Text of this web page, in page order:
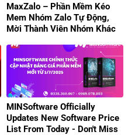
MaxZalo – Phần Mềm Kéo
Mem Nhóm Zalo Tự Động,
Mời Thành Viên Nhóm Khác
MINSoftware Officially
Updates New Software Price
List From Today - Don't Miss